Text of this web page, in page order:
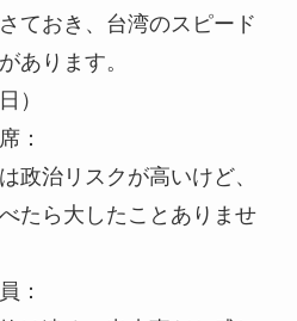
ておき、台湾のスピード
あります。
）
：
政治リスクが高いけど、
たら大したことありませ
：